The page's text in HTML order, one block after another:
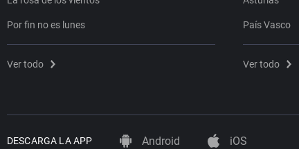
Por fin no es lunes
Ver todo
País Vasco
Ver todo
DESCARGA LA APP Android iOS